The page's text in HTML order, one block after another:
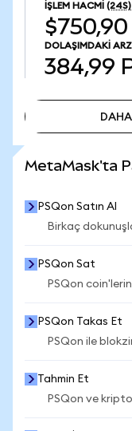
İŞLEM HACMI (24S)
$750,90
DOLAŞIMDAKI ARZ
384,99
MetaMask'ta
PSQon Satın Al
Birkaç
PSQon Sat
PSQon
PSQon Takas Et
PSQon ile
Tahmin Et
PSQon ve